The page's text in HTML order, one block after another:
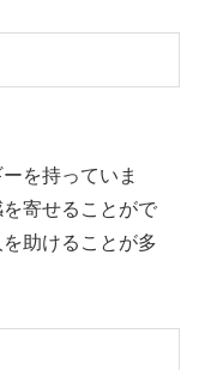
を持っていま
寄せることがで
助けることが多